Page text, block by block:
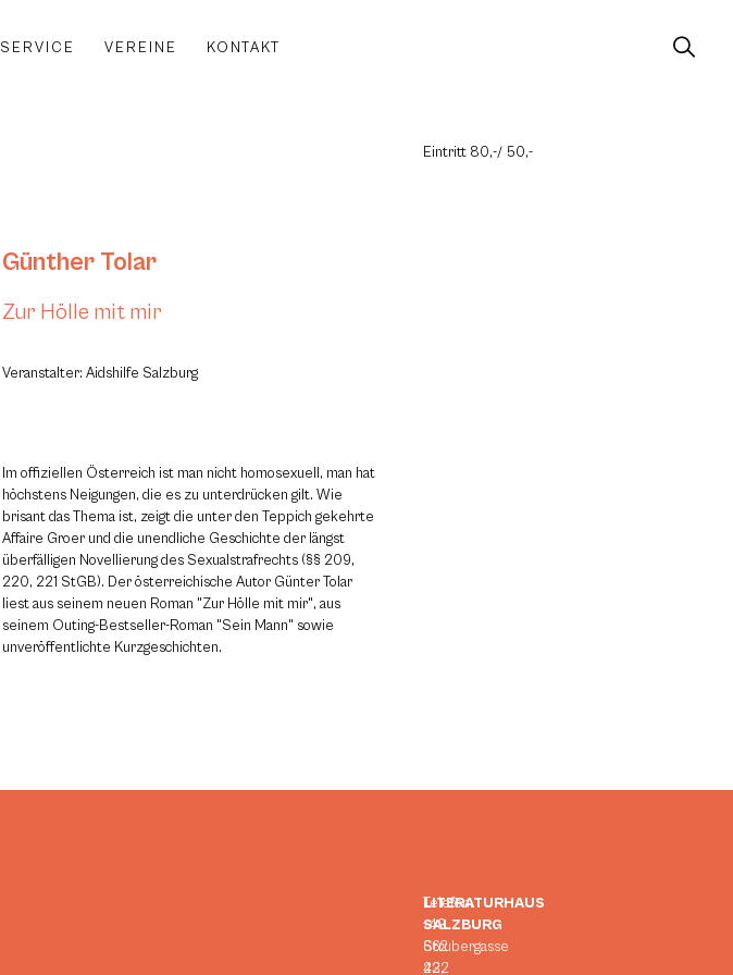
SERVICE VEREINE KONTAKT
Eintritt 80,-/ 50,-
Günther Tolar
Zur Hölle mit mir
Veranstalter: Aidshilfe Salzburg
Im offiziellen Österreich ist man nicht homosexuell, man hat
höchstens Neigungen, die es zu unterdrücken gilt. Wie
brisant das Thema ist, zeigt die unter den Teppich gekehrte
Affaire Groer und die unendliche Geschichte der längst
überfälligen Novellierung des Sexualstrafrechts (§§ 209,
220, 221 StGB). Der österreichische Autor Günter Tolar
liest aus seinem neuen Roman "Zur Hölle mit mir", aus
seinem Outing-Bestseller-Roman "Sein Mann" sowie
unveröffentlichte Kurzgeschichten.
LITERATURHAUS
SALZBURG
Strubergasse
23,
Telefon:
+43
662
422